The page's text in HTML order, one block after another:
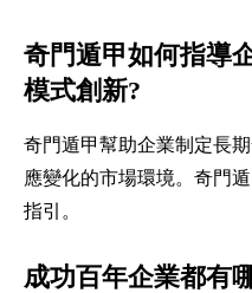
奇門遁甲如何指導
模式創新?
奇門遁甲幫助企業制定長
應變化的市場環境。奇門
指引。
成功百年企業都有